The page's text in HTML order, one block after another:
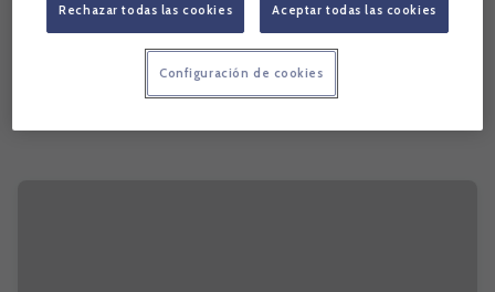
Rechazar todas las cookies Aceptar todas las cookies
Configuración de cookies